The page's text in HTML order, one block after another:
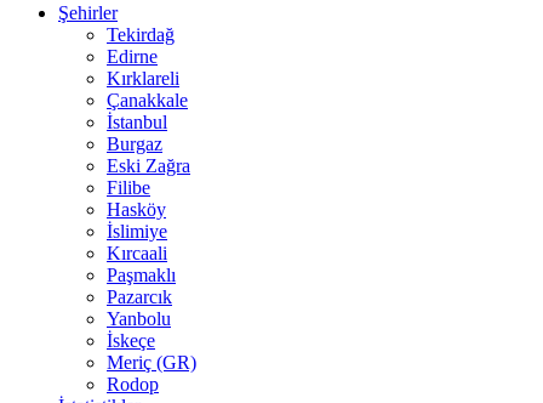
Şehirler
Tekirdağ
Edirne
Kırklareli
Çanakkale
İstanbul
Burgaz
Eski Zağra
Filibe
Hasköy
İslimiye
Kırcaali
Paşmaklı
Pazarcık
Yanbolu
İskeçe
Meriç (GR)
Rodop